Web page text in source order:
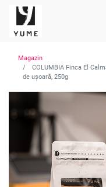
Magazin
COLUMBIA Finca El
de ușoară, 250g